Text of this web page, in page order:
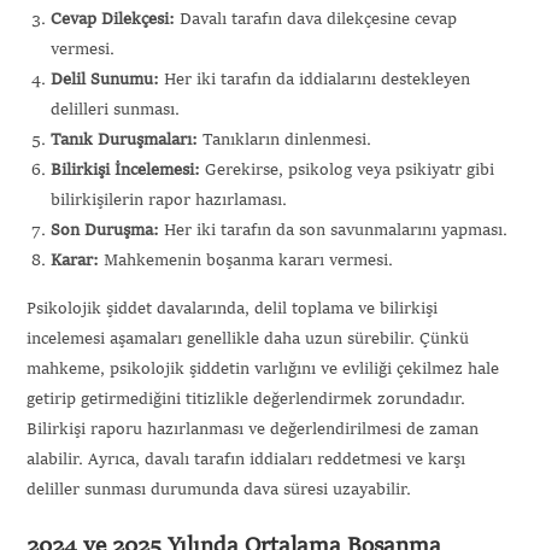
Cevap Dilekçesi: Davalı tarafın dava dilekçesine cevap
vermesi.
Delil Sunumu: Her iki tarafın da iddialarını destekleyen
delilleri sunması.
Tanık Duruşmaları: Tanıkların dinlenmesi.
Bilirkişi İncelemesi: Gerekirse, psikolog veya psikiyatr gibi
bilirkişilerin rapor hazırlaması.
Son Duruşma: Her iki tarafın da son savunmalarını yapması.
Karar: Mahkemenin boşanma kararı vermesi.
Psikolojik şiddet davalarında, delil toplama ve bilirkişi
incelemesi aşamaları genellikle daha uzun sürebilir. Çünkü
mahkeme, psikolojik şiddetin varlığını ve evliliği çekilmez hale
getirip getirmediğini titizlikle değerlendirmek zorundadır.
Bilirkişi raporu hazırlanması ve değerlendirilmesi de zaman
alabilir. Ayrıca, davalı tarafın iddiaları reddetmesi ve karşı
deliller sunması durumunda dava süresi uzayabilir.